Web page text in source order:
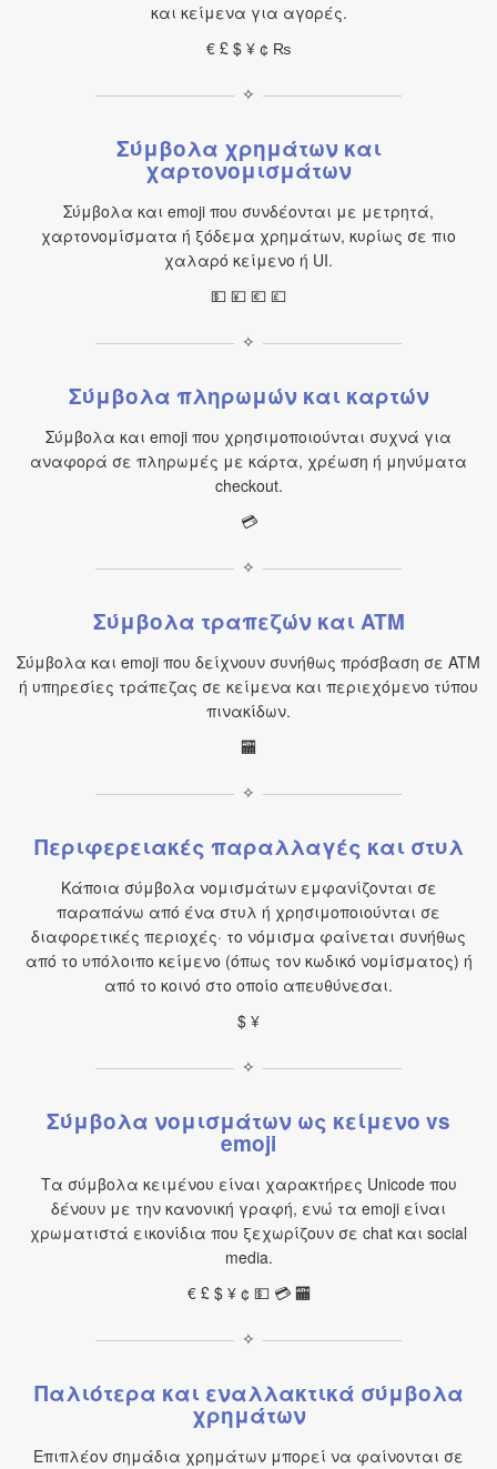
και κείμενα για αγορές.
€ £ $ ¥ ¢ ₨
✧
Σύμβολα χρημάτων και
χαρτονομισμάτων
Σύμβολα και emoji που συνδέονται με μετρητά,
χαρτονομίσματα ή ξόδεμα χρημάτων, κυρίως σε πιο
χαλαρό κείμενο ή UI.
💵 💴 💶 💷
✧
Σύμβολα πληρωμών και καρτών
Σύμβολα και emoji που χρησιμοποιούνται συχνά για
αναφορά σε πληρωμές με κάρτα, χρέωση ή μηνύματα
checkout.
💳
✧
Σύμβολα τραπεζών και ATM
Σύμβολα και emoji που δείχνουν συνήθως πρόσβαση σε ATM
ή υπηρεσίες τράπεζας σε κείμενα και περιεχόμενο τύπου
πινακίδων.
🏧
✧
Περιφερειακές παραλλαγές και στυλ
Κάποια σύμβολα νομισμάτων εμφανίζονται σε
παραπάνω από ένα στυλ ή χρησιμοποιούνται σε
διαφορετικές περιοχές· το νόμισμα φαίνεται συνήθως
από το υπόλοιπο κείμενο (όπως τον κωδικό νομίσματος) ή
από το κοινό στο οποίο απευθύνεσαι.
$ ¥
✧
Σύμβολα νομισμάτων ως κείμενο vs
emoji
Τα σύμβολα κειμένου είναι χαρακτήρες Unicode που
δένουν με την κανονική γραφή, ενώ τα emoji είναι
χρωματιστά εικονίδια που ξεχωρίζουν σε chat και social
media.
€ £ $ ¥ ¢ 💵 💳 🏧
✧
Παλιότερα και εναλλακτικά σύμβολα
χρημάτων
Επιπλέον σημάδια χρημάτων μπορεί να φαίνονται σε